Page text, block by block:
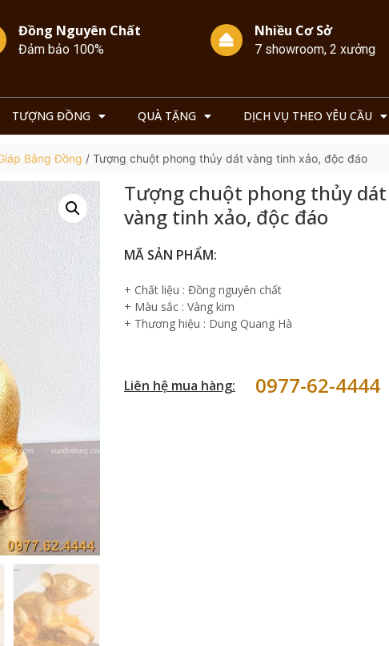
Đồng Nguyên Chất
Đảm bảo 100%
Nhiều Cơ Sở
7 showroom, 2 xưởng
TƯỢNG ĐỒNG QUÀ TẶNG DỊCH VỤ THEO YÊU CẦU
Bằng Đồng / Tượng chuột phong thủy dát vàng tinh xảo, độc đáo
Tượng chuột phong thủy dát
vàng tinh xảo, độc đáo
MÃ SẢN PHẨM:
+ Chất liệu : Đồng nguyên chất
+ Màu sắc : Vàng kim
+ Thương hiệu : Dung Quang Hà
Liên hệ mua hàng: 0977-62-4444